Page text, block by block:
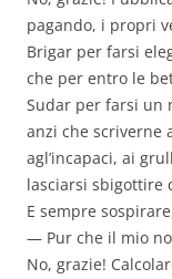
pagando, i propri
Brigar per farsi
che per entro le
Sudar per farsi un
anzi che scriverne
agl’incapaci, ai
lasciarsi sbigottire
E sempre
— Pur che il mio
No, grazie!